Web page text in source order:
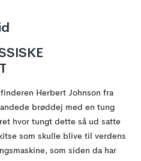
Herbert Johnson fra
brøddej med en tung
hvor tungt dette så ud satte
som skulle blive til verdens
som siden da har